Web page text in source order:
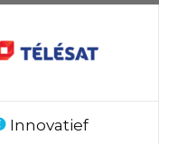
Innovatief